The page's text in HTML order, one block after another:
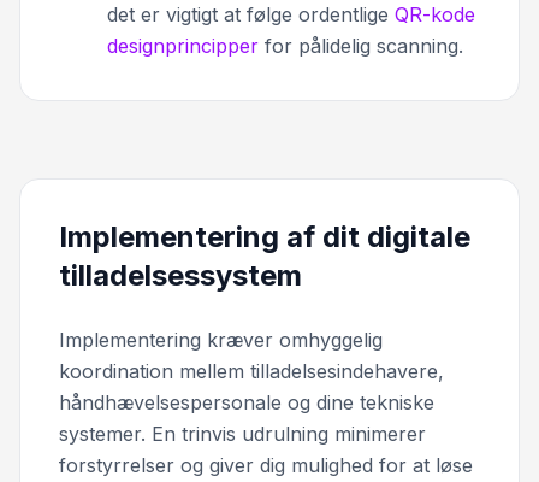
det er vigtigt at følge ordentlige QR-kode
designprincipper for pålidelig scanning.
Implementering af dit digitale
tilladelsessystem
Implementering kræver omhyggelig
koordination mellem tilladelsesindehavere,
håndhævelsespersonale og dine tekniske
systemer. En trinvis udrulning minimerer
forstyrrelser og giver dig mulighed for at løse